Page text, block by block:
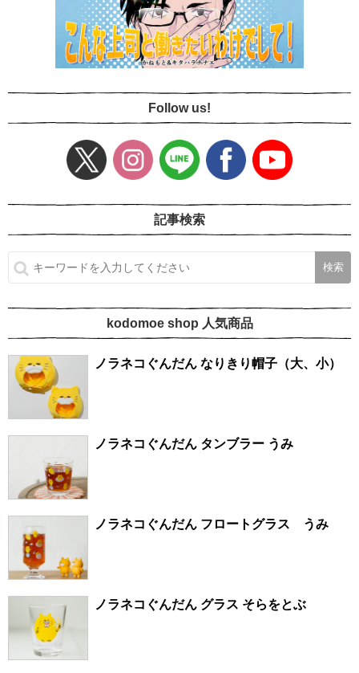
Follow us!
記事検索
kodomoe shop 人気商品
ノラネコぐんだん なりきり帽子（大、小）
ノラネコぐんだん タンブラー うみ
ノラネコぐんだん フロートグラス うみ
ノラネコぐんだん グラス そらをとぶ